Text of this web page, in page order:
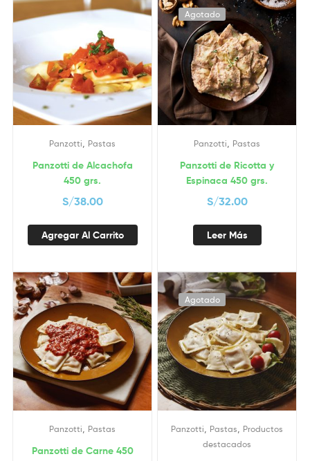
Panzotti Pastas
Panzotti de Alcachofa
450 grs.
S/38.00
Agregar Al Carrito
Agotado
Panzotti Pastas
Panzotti de Ricotta y
Espinaca 450 grs.
S/32.00
Leer Más
Panzotti Pastas
Panzotti de Carne 450
Agotado
Panzotti Pastas
Productos
destacados